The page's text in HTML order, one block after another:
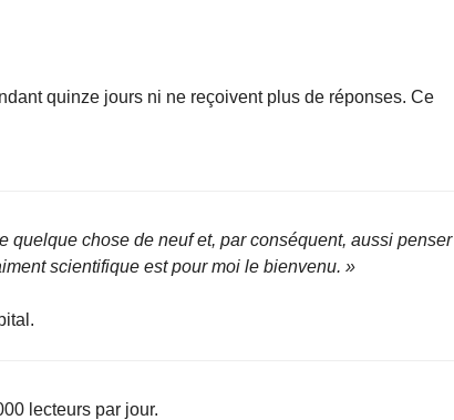
quinze jours ni ne reçoivent plus de réponses. Ce
chose de neuf et, par conséquent, aussi penser
scientifique est pour moi le bienvenu. »
lecteurs par jour.